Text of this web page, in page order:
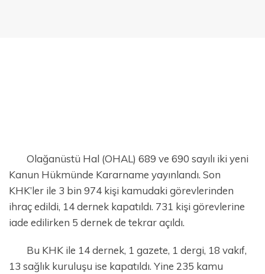
Olağanüstü Hal (OHAL) 689 ve 690 sayılı iki yeni
Kanun Hükmünde Kararname yayınlandı. Son
KHK’ler ile 3 bin 974 kişi kamudaki görevlerinden
ihraç edildi, 14 dernek kapatıldı. 731 kişi görevlerine
iade edilirken 5 dernek de tekrar açıldı.
Bu KHK ile 14 dernek, 1 gazete, 1 dergi, 18 vakıf,
13 sağlık kuruluşu ise kapatıldı. Yine 235 kamu